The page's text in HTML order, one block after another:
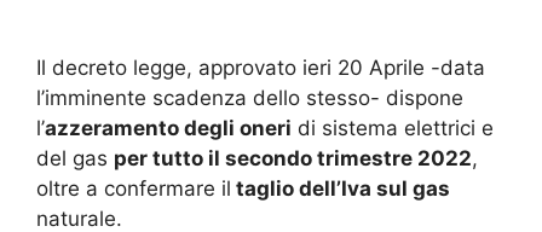
Il decreto legge, approvato ieri 20 Aprile -data
l’imminente scadenza dello stesso- dispone
l’azzeramento degli oneri di sistema elettrici e
del gas per tutto il secondo trimestre 2022,
oltre a confermare il taglio dell’Iva sul gas
naturale.